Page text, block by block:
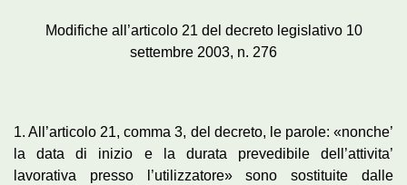
Modifiche all’articolo 21 del decreto legislativo 10
settembre 2003, n. 276
1. All’articolo 21, comma 3, del decreto, le parole: «nonche’
la data di inizio e la durata prevedibile dell’attivita’
lavorativa presso l’utilizzatore» sono sostituite dalle